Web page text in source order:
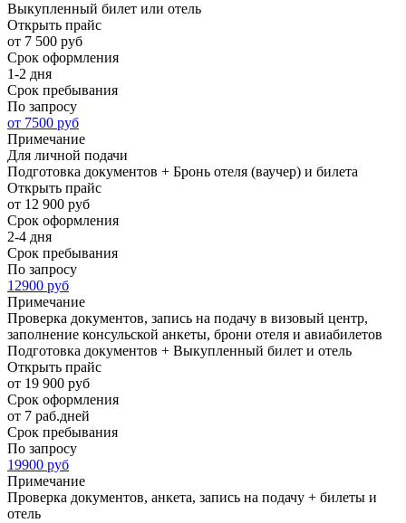
Выкупленный билет или отель
Открыть прайс
от 7 500 руб
Срок оформления
1-2 дня
Срок пребывания
По запросу
от 7500 руб
Примечание
Для личной подачи
Подготовка документов + Бронь отеля (ваучер) и билета
Открыть прайс
от 12 900 руб
Срок оформления
2-4 дня
Срок пребывания
По запросу
12900 руб
Примечание
Проверка документов, запись на подачу в визовый центр,
заполнение консульской анкеты, брони отеля и авиабилетов
Подготовка документов + Выкупленный билет и отель
Открыть прайс
от 19 900 руб
Срок оформления
от 7 раб.дней
Срок пребывания
По запросу
19900 руб
Примечание
Проверка документов, анкета, запись на подачу + билеты и
отель